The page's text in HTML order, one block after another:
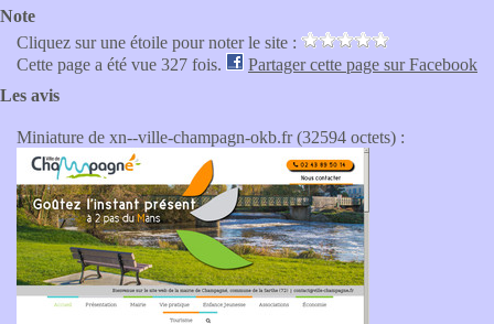
Note
Cliquez sur une étoile pour noter le site :
Cette page a été vue 327 fois.
Partager cette page sur Facebook
Les avis
Miniature de xn--ville-champagn-okb.fr (32594 octets) :